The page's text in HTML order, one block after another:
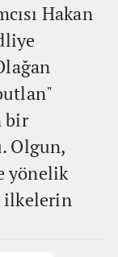
Hakan
bir
Olgun,
yönelik
ilkelerin